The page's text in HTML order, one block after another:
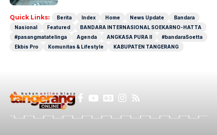
Quick Links: Berita Index Home News Update
Bandara
Nasional
Featured
BANDARA INTERNASIONAL SOEKARNO-HATTA
#pasangmatatelinga
Agenda ANGKASA PURA II
#bandaraSoetta
Ekbis Pro
Komunitas & Lifestyle KABUPATEN TANGERANG